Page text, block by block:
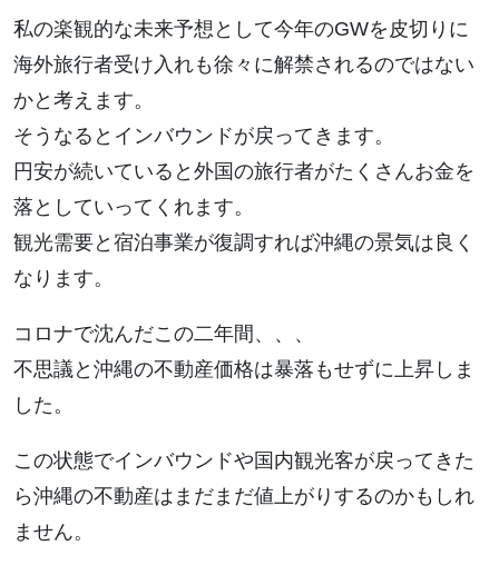
私の楽観的な未来予想として今年のGWを皮切りに
海外旅行者受け入れも徐々に解禁されるのではない
かと考えます。
そうなるとインバウンドが戻ってきます。
円安が続いていると外国の旅行者がたくさんお金を
落としていってくれます。
観光需要と宿泊事業が復調すれば沖縄の景気は良く
なります。
コロナで沈んだこの二年間、、、
不思議と沖縄の不動産価格は暴落もせずに上昇しま
した。
この状態でインバウンドや国内観光客が戻ってきた
ら沖縄の不動産はまだまだ値上がりするのかもしれ
ません。